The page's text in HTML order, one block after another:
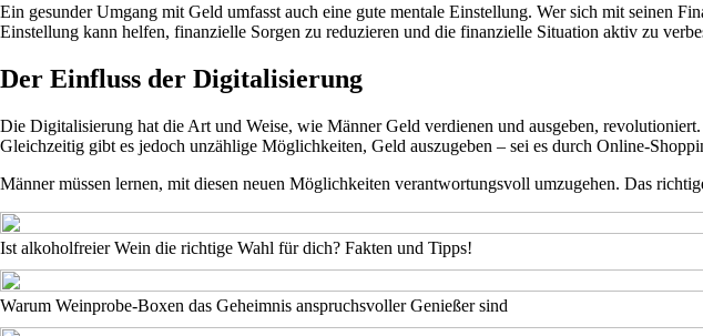
Ein gesunder Umgang mit Geld umfasst auch eine gute mentale Einstellung. Wer sich mit seinen
Einstellung kann helfen, finanzielle Sorgen zu reduzieren und die finanzielle Situation aktiv zu
Der Einfluss der Digitalisierung
Die Digitalisierung hat die Art und Weise, wie Männer Geld verdienen und ausgeben,
Gleichzeitig gibt es jedoch unzählige Möglichkeiten, Geld auszugeben – sei es durch Online-
Männer müssen lernen, mit diesen neuen Möglichkeiten verantwortungsvoll umzugehen. Das
Ist alkoholfreier Wein die richtige Wahl für dich? Fakten und Tipps!
Warum Weinprobe-Boxen das Geheimnis anspruchsvoller Genießer sind